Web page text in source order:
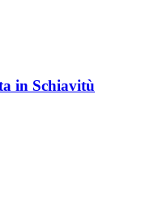
in Schiavitù